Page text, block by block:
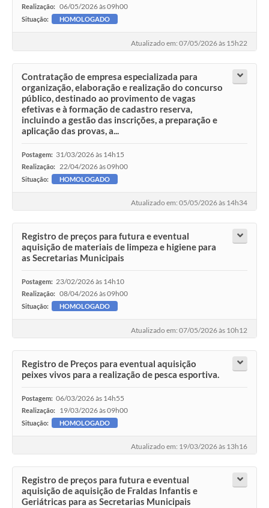
Realização: 06/05/2026 às 09h00
Situação: HOMOLOGADO
Atualizado em: 07/05/2026 às 15h22
Contratação de empresa especializada para
organização, elaboração e realização do concurso
público, destinado ao provimento de vagas
efetivas e à formação de cadastro reserva,
incluindo a gestão das inscrições, a preparação e
aplicação das provas, a...
Postagem: 31/03/2026 às 14h15
Realização: 22/04/2026 às 09h00
Situação: HOMOLOGADO
Atualizado em: 05/05/2026 às 14h34
Registro de preços para futura e eventual
aquisição de materiais de limpeza e higiene para
as Secretarias Municipais
Postagem: 23/02/2026 às 14h10
Realização: 08/04/2026 às 09h00
Situação: HOMOLOGADO
Atualizado em: 07/05/2026 às 10h12
Registro de Preços para eventual aquisição
peixes vivos para a realização de pesca esportiva.
Postagem: 06/03/2026 às 14h55
Realização: 19/03/2026 às 09h00
Situação: HOMOLOGADO
Atualizado em: 19/03/2026 às 13h16
Registro de preços para futura e eventual
aquisição de aquisição de Fraldas Infantis e
Geriátricas para as Secretarias Municipais